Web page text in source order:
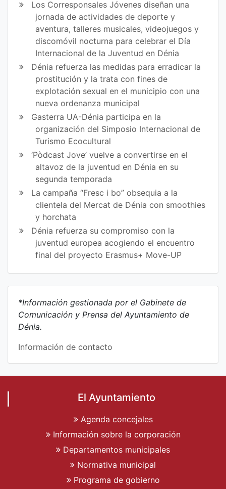
Los Corresponsales Jóvenes diseñan una
jornada de actividades de deporte y
aventura, talleres musicales, videojuegos y
discomóvil nocturna para celebrar el Día
Internacional de la Juventud en Dénia
Dénia refuerza las medidas para erradicar la
prostitución y la trata con fines de
explotación sexual en el municipio con una
nueva ordenanza municipal
Gasterra UA-Dénia participa en la
organización del Simposio Internacional de
Turismo Ecocultural
‘Pòdcast Jove’ vuelve a convertirse en el
altavoz de la juventud en Dénia en su
segunda temporada
La campaña “Fresc i bo” obsequia a la
clientela del Mercat de Dénia con smoothies
y horchata
Dénia refuerza su compromiso con la
juventud europea acogiendo el encuentro
final del proyecto Erasmus+ Move-UP
*Información gestionada por el Gabinete de
Comunicación y Prensa del Ayuntamiento de
Dénia.
Información de contacto
El Ayuntamiento
Agenda concejales
Información sobre la corporación
Departamentos municipales
Normativa municipal
Programa de gobierno